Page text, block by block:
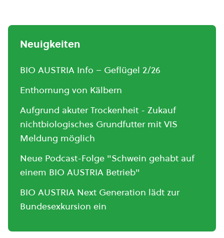
Neuigkeiten
BIO AUSTRIA Info – Geflügel 2/26
Enthornung von Kälbern
Aufgrund akuter Trockenheit - Zukauf
nichtbiologisches Grundfutter mit VIS
Meldung möglich
Neue Podcast-Folge "Schwein gehabt auf
einem BIO AUSTRIA Betrieb"
BIO AUSTRIA Next Generation lädt zur
Bundesexkursion ein